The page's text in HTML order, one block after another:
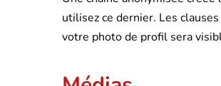
utilisez ce dernier. Les
votre photo de profil sera